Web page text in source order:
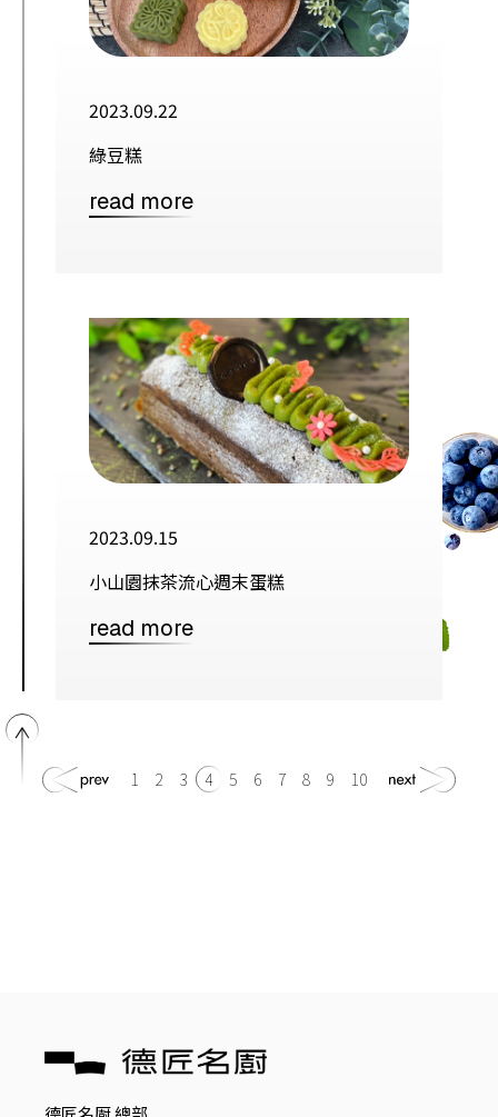
2023.09.22
綠豆糕
read more
2023.09.15
小山園抹茶流心週末蛋糕
read more
1 2 3 4 5 6 7 8 9 10